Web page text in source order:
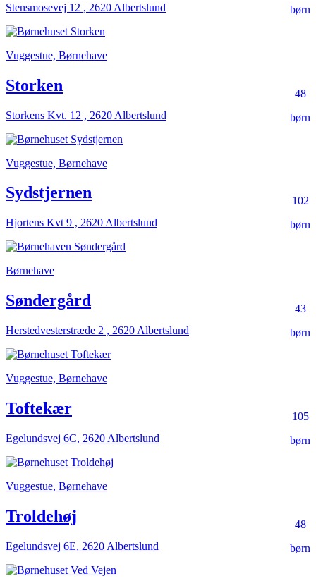
børn
Stensmosevej 12 , 2620 Albertslund
Vuggestue, Børnehave
48
børn
Storken
Storkens Kvt. 12 , 2620 Albertslund
Vuggestue, Børnehave
102
børn
Sydstjernen
Hjortens Kvt 9 , 2620 Albertslund
Børnehave
43
børn
Søndergård
Herstedvesterstræde 2 , 2620 Albertslund
Vuggestue, Børnehave
105
børn
Toftekær
Egelundsvej 6C, 2620 Albertslund
Vuggestue, Børnehave
48
børn
Troldehøj
Egelundsvej 6E, 2620 Albertslund